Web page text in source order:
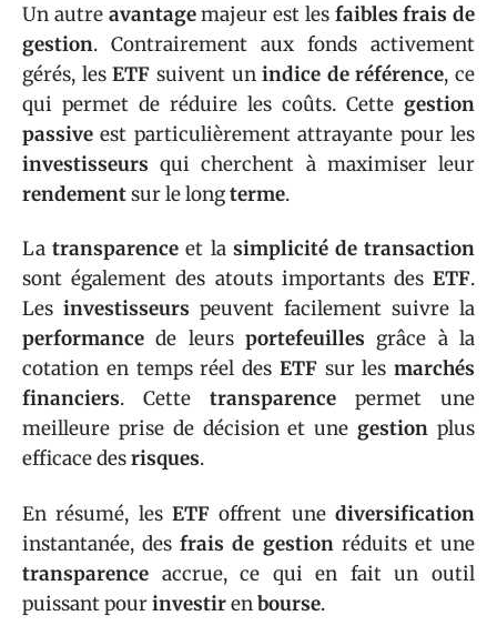
Un autre avantagemajeur est les faibles frais de
gestion. Contrairement aux fonds activement
gérés, lesETF suivent unindice de référence, ce
qui permet de réduire les coûts. Cette gestion
passive est particulièrement attrayante pour les
investisseurs qui cherchent à maximiser leur
rendementsur le longterme.
Latransparence et la simplicité de transaction
sont également des atouts importants des ETF.
Les investisseurs peuvent facilement suivre la
performance de leurs portefeuilles grâce à la
cotation en temps réel des ETFsur les marchés
financiers. Cette transparence permet une
meilleure prise de décision et unegestion plus
efficace desrisques.
En résumé, les ETF offrent une diversification
instantanée, desfrais de gestionréduits et une
transparence accrue, ce qui en fait un outil
puissant pourinvestirenbourse.